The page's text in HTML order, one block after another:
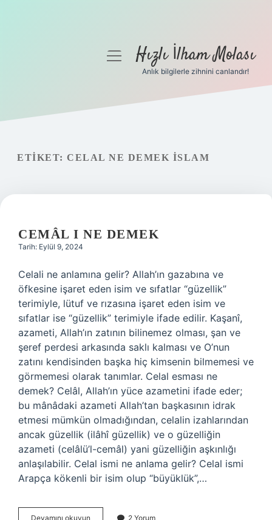
Gizlilik Politikası
menüyüHızlı İlham Molası
Anlık bilgilerle zihnini canlandır!
ETIKET: CELAL NE DEMEK ISLAM
CEMÂL I NE DEMEK
Tarih: Eylül 9, 2024
Celali ne anlamına gelir? Allah’ın gazabına ve
öfkesine işaret eden isim ve sıfatlar “güzellik”
terimiyle, lütuf ve rızasına işaret eden isim ve
sıfatlar ise “güzellik” terimiyle ifade edilir. Kaşanî,
azameti, Allah’ın zatının bilinemez olması, şan ve
şeref perdesi arkasında saklı kalması ve O’nun
zatını kendisinden başka hiç kimsenin bilmemesi ve
görmemesi olarak tanımlar. Celal esması ne
demek? Celâl, Allah’ın yüce azametini ifade eder;
bu mânâdaki azameti Allah’tan başkasının idrak
etmesi mümkün olmadığından, celalin izahlarından
ancak güzellik (ilâhî güzellik) ve o güzelliğin
azameti (celâlü’l-cemâl) yani güzelliğin aşkınlığı
anlaşılabilir. Celal ismi ne anlama gelir? Celal ismi
Arapça kökenli bir isim olup “büyüklük”,…
Devamını okuyun 2 Yorum